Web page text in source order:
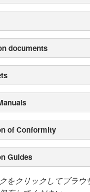
documents
of Conformity
Guides
をクリックしてブラ